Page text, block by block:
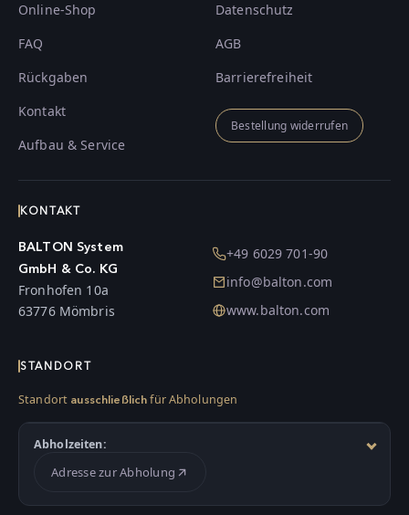
Online-Shop
FAQ
Rückgaben
Kontakt
Aufbau & Service
Datenschutz
AGB
Barrierefreiheit
Bestellung widerrufen
KONTAKT
BALTON System
GmbH & Co. KG
Fronhofen 10a
63776 Mömbris
+49 6029 701-90
info@balton.com
www.balton.com
STANDORT
Standort ausschließlich für Abholungen
Abholzeiten:
Adresse zur Abholung